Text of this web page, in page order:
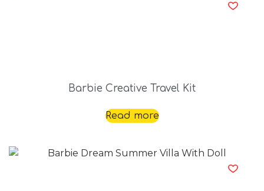
Barbie Creative Travel Kit
Read more